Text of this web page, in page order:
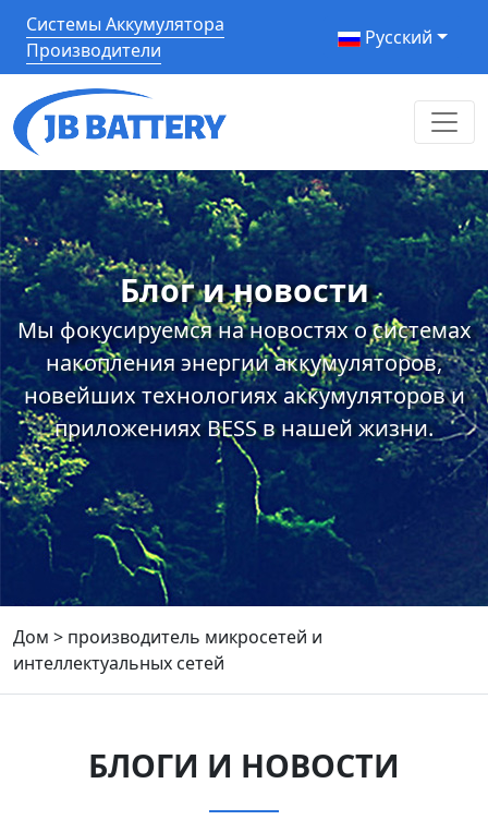
Системы Аккумулятора
Производители
Pусский
Блог и новости
Мы фокусируемся на новостях о системах
накопления энергии аккумуляторов,
новейших технологиях аккумуляторов и
приложениях BESS в нашей жизни.
Дом > производитель микросетей и
интеллектуальных сетей
БЛОГИ И НОВОСТИ